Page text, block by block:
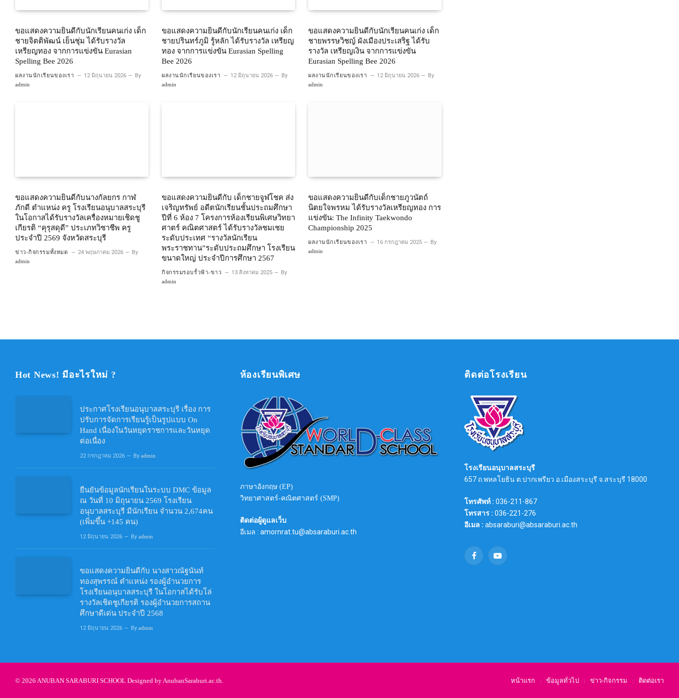
ขอแสดงความยินดีกับนักเรียนคนเก่ง เด็ก
ชายจิตติพัฒน์ เย็นชุ่ม ได้รับรางวัล
เหรียญทอง จากการแข่งขัน Eurasian
Spelling Bee 2026
ผลงานนักเรียนของเรา 12 มิถุนายน 2026 By
admin
ขอแสดงความยินดีกับนักเรียนคนเก่ง เด็ก
ชายปรินทร์ภูมิ รู้หลัก ได้รับรางวัล เหรียญ
ทอง จากการแข่งขัน Eurasian Spelling
Bee 2026
ผลงานนักเรียนของเรา 12 มิถุนายน 2026 By
admin
ขอแสดงความยินดีกับนักเรียนคนเก่ง เด็ก
ชายพรรษวิชญ์ ผังเมืองประเสริฐ ได้รับ
รางวัล เหรียญเงิน จากการแข่งขัน
Eurasian Spelling Bee 2026
ผลงานนักเรียนของเรา 12 มิถุนายน 2026 By
admin
ขอแสดงความยินดีกับนางกัลยกร กาฬ
ภักดี ตำแหน่ง ครู โรงเรียนอนุบาลสระบุรี
ในโอกาสได้รับรางวัลเครื่องหมายเชิดชู
เกียรติ “คุรุสดุดี” ประเภทวิชาชีพ ครู
ประจำปี 2569 จังหวัดสระบุรี
ข่าว-กิจกรรมทั้งหมด 24 พฤษภาคม 2026 By
admin
ขอแสดงความยินดีกับ เด็กชายจูฬโชค ส่ง
เจริญทรัพย์ อดีตนักเรียนชั้นประถมศึกษา
ปีที่ 6 ห้อง 7 โครงการห้องเรียนพิเศษวิทยา
ศาตร์ คณิตศาสตร์ ได้รับรางวัลชมเชย
ระดับประเทศ “รางวัลนักเรียน
พระราชทาน”ระดับประถมศึกษา โรงเรียน
ขนาดใหญ่ ประจำปีการศึกษา 2567
กิจกรรมรอบรั้วฟ้า-ขาว 13 สิงหาคม 2025 By
admin
ขอแสดงความยินดีกับเด็กชายภูวนัตถ์
นิตยใจพรหม ได้รับรางวัลเหรียญทอง การ
แข่งขัน: The Infinity Taekwondo
Championship 2025
ผลงานนักเรียนของเรา 16 กรกฎาคม 2025 By
admin
Hot News! มีอะไรใหม่ ?
ประกาศโรงเรียนอนุบาลสระบุรี เรื่อง การ
ปรับการจัดการเรียนรู้เป็นรูปแบบ On
Hand เนื่องในวันหยุดราชการและวันหยุด
ต่อเนื่อง
22 กรกฎาคม 2026 By admin
ยืนยันข้อมูลนักเรียนในระบบ DMC ข้อมูล
ณ วันที่ 10 มิถุนายน 2569 โรงเรียน
อนุบาลสระบุรี มีนักเรียน จำนวน 2,674คน
(เพิ่มขึ้น +145 คน)
12 มิถุนายน 2026 By admin
ขอแสดงความยินดีกับ นางสาวณัฐนันท์
ทองสุพรรณ์ ตำแหน่ง รองผู้อำนวยการ
โรงเรียนอนุบาลสระบุรี ในโอกาสได้รับโล่
รางวัลเชิดชูเกียรติ รองผู้อำนวยการสถาน
ศึกษาดีเด่น ประจำปี 2568
12 มิถุนายน 2026 By admin
ห้องเรียนพิเศษ
ภาษาอังกฤษ (EP)
วิทยาศาสตร์-คณิตศาสตร์ (SMP)
ติดต่อผู้ดูแลเว็บ
อีเมล : amornrat.tu@absaraburi.ac.th
ติดต่อโรงเรียน
โรงเรียนอนุบาลสระบุรี
657 ถ.พหลโยธิน ต.ปากเพรียว อ.เมืองสระบุรี จ.สระบุรี 18000
โทรศัพท์ : 036-211-867
โทรสาร : 036-221-276
อีเมล : absaraburi@absaraburi.ac.th
FacebookYouTube
© 2026 ANUBAN SARABURI SCHOOL Designed byAnubanSaraburi.ac.th. หน้าแรก ข้อมูลทั่วไป ข่าว-กิจกรรม ติดต่อเรา